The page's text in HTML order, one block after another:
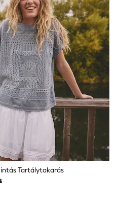
Tartálytakarás